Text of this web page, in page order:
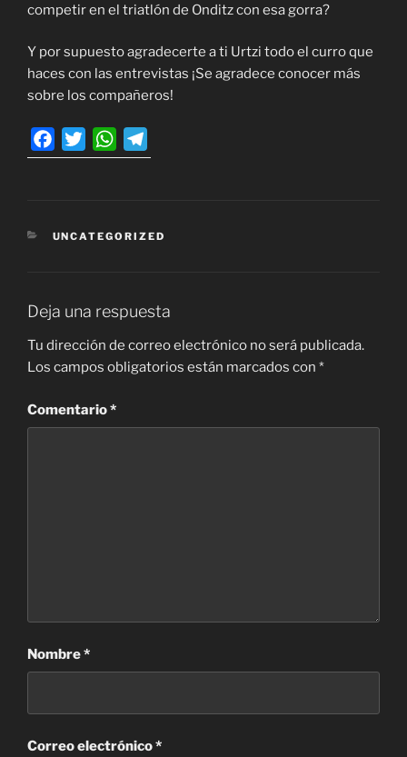
competir en el triatlón de Onditz con esa gorra?
Y por supuesto agradecerte a ti Urtzi todo el curro que
haces con las entrevistas ¡Se agradece conocer más
sobre los compañeros!
a
b
w
t
W
h
s
e
g
m
CATEGORÍAS
UNCATEGORIZED
Deja una respuesta
Tu dirección de correo electrónico no será publicada.
Los campos obligatorios están marcados con *
Comentario*
Nombre*
Correo electrónico*